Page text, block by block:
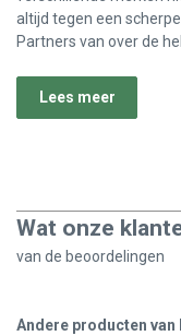
altijd tegen een
Partners van over de
Lees meer
Wat onze
van de beoordelingen
Andere producten